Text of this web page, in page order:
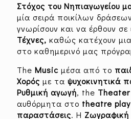
Στόχος του Νηπιαγωγείου
μία σειρά ποικίλων
γνωρίσουν και να έρθουν σε
Τέχνες, καθώς κατέχουν
στο καθημερινό μας
The Music μέσα από το
Χορός με τα ψυχοκινητικά
Ρυθμική αγωγή, the Theater
αυθόρμητα στο theatre play
παραστάσεις. Η Ζωγραφική